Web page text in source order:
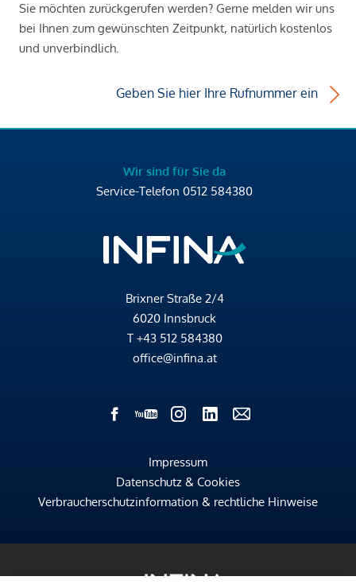
Sie möchten zurückgerufen werden? Gerne melden wir uns
bei Ihnen zum gewünschten Zeitpunkt, natürlich kostenlos
und unverbindlich.
Geben Sie hier Ihre Rufnummer ein
Wir sind für Sie da
Service-Telefon 0512 584380
Brixner Straße 2/4
6020 Innsbruck
T +43 512 584380
office@infina.at
Impressum
Datenschutz & Cookies
Verbraucherschutzinformation & rechtliche Hinweise